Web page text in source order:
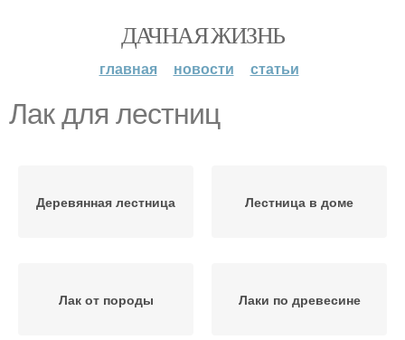
ДАЧНАЯ ЖИЗНЬ
главная новости статьи
Лак для лестниц
Деревянная лестница Лестница в доме
Лак от породы Лаки по древесине